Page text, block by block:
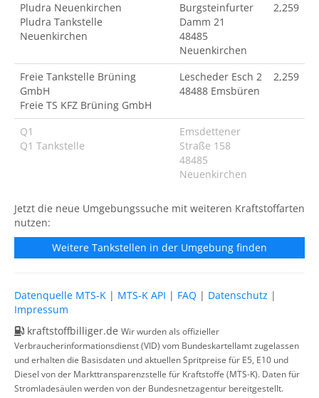
Pludra Neuenkirchen
Pludra Tankstelle
Neuenkirchen
Burgsteinfurter
Damm 21
48485
Neuenkirchen
2,259
Freie Tankstelle Brüning
GmbH
Freie TS KFZ Brüning GmbH
Lescheder Esch 2
48488 Emsbüren
2,259
Q1
Q1 Tankstelle
Emsdettener
Straße 158
48485
Neuenkirchen
Jetzt die neue Umgebungssuche mit weiteren Kraftstoffarten
nutzen:
Weitere Tankstellen in der Umgebung finden
Datenquelle MTS-K | MTS-K API | FAQ | Datenschutz |
Impressum
kraftstoffbilliger.de Wir wurden als offizieller
Verbraucherinformationsdienst (VID) vom Bundeskartellamt zugelassen
und erhalten die Basisdaten und aktuellen Spritpreise für E5, E10 und
Diesel von der Markttransparenzstelle für Kraftstoffe (MTS-K). Daten für
Stromladesäulen werden von der Bundesnetzagentur bereitgestellt.